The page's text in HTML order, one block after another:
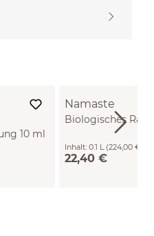
10 ml
Namaste
Biologisches
Inhalt: 0.1 L (224,00 € / 1
22,40 €